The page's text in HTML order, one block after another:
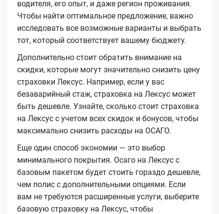
водителя, его опыт, и даже регион проживания.
Чтобы найти оптимальное предложение, важно
исследовать все возможные варианты и выбрать
тот, который соответствует вашему бюджету.
Дополнительно стоит обратить внимание на
скидки, которые могут значительно снизить цену
страховки Лексус. Например, если у вас
безаварийный стаж, страховка на Лексус может
быть дешевле. Узнайте, сколько стоит страховка
на Лексус с учетом всех скидок и бонусов, чтобы
максимально снизить расходы на ОСАГО.
Еще один способ экономии — это выбор
минимального покрытия. Осаго на Лексус с
базовым пакетом будет стоить гораздо дешевле,
чем полис с дополнительными опциями. Если
вам не требуются расширенные услуги, выберите
базовую страховку на Лексус, чтобы